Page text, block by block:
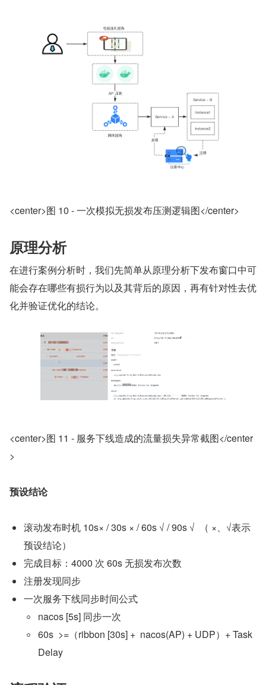
<center>图 10 - 一次模拟无损发布压测逻辑图</center>
原理分析
在进行案例分析时，我们先简单从原理分析下发布窗口中可
能会存在哪些有损行为以及其背后的原因，再有针对性去优
化并验证优化的结论。
<center>图 11 - 服务下线造成的流量损失异常截图</center
>
预设结论
滚动发布时机 10s× / 30s × / 60s √ / 90s √  （ ×、√表示
预设结论）
完成目标：4000 次 60s 无损发布次数
注册发现同步
一次服务下线同步时间公式
nacos [5s] 同步一次
60s  >=（ribbon [30s] +  nacos(AP) + UDP）+ Task
Delay